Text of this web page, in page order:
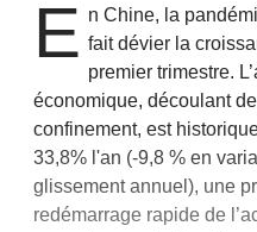
E n Chine, la
fait dévier la
premier trimestre.
économique, découlant
confinement, est
33,8% l'an (-9,8 % en
glissement annuel), une
redémarrage rapide de